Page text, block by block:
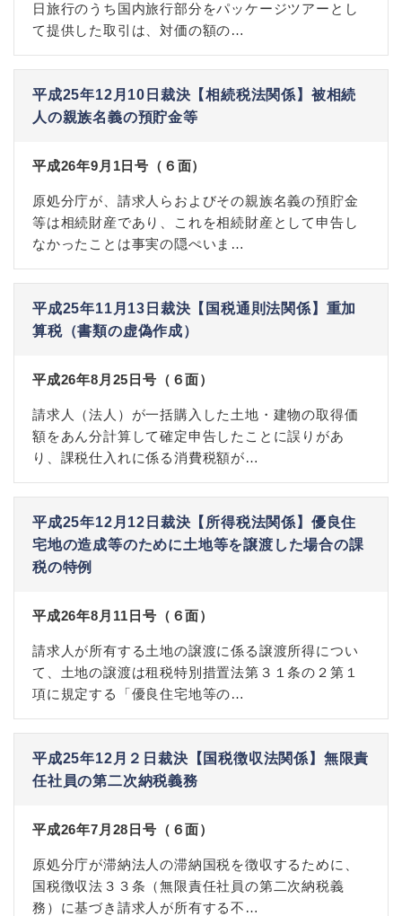
日旅行のうち国内旅行部分をパッケージツアーとし
て提供した取引は、対価の額の…
平成25年12月10日裁決【相続税法関係】被相続
人の親族名義の預貯金等
平成26年9月1日号（６面）
原処分庁が、請求人らおよびその親族名義の預貯金
等は相続財産であり、これを相続財産として申告し
なかったことは事実の隠ぺいま…
平成25年11月13日裁決【国税通則法関係】重加
算税（書類の虚偽作成）
平成26年8月25日号（６面）
請求人（法人）が一括購入した土地・建物の取得価
額をあん分計算して確定申告したことに誤りがあ
り、課税仕入れに係る消費税額が…
平成25年12月12日裁決【所得税法関係】優良住
宅地の造成等のために土地等を譲渡した場合の課
税の特例
平成26年8月11日号（６面）
請求人が所有する土地の譲渡に係る譲渡所得につい
て、土地の譲渡は租税特別措置法第３１条の２第１
項に規定する「優良住宅地等の…
平成25年12月２日裁決【国税徴収法関係】無限責
任社員の第二次納税義務
平成26年7月28日号（６面）
原処分庁が滞納法人の滞納国税を徴収するために、
国税徴収法３３条（無限責任社員の第二次納税義
務）に基づき請求人が所有する不…